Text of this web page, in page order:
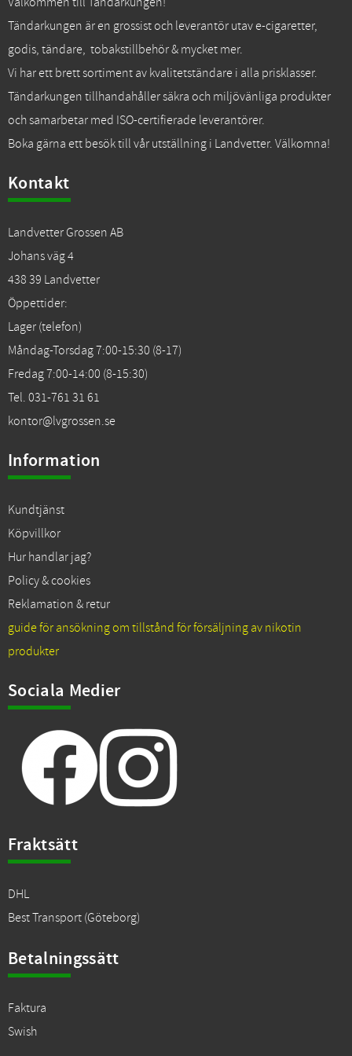
Tändarkungen är en grossist och leverantör utav e-cigaretter,
godis, tändare, tobakstillbehör & mycket mer.
Vi har ett brett sortiment av kvalitetständare i alla prisklasser.
Tändarkungen tillhandahåller säkra och miljövänliga produkter
och samarbetar med ISO-certifierade leverantörer.
Boka gärna ett besök till vår utställning i Landvetter. Välkomna!
Kontakt
Landvetter Grossen AB
Johans väg 4
438 39 Landvetter
Öppettider:
Lager (telefon)
Måndag-Torsdag 7:00-15:30 (8-17)
Fredag 7:00-14:00 (8-15:30)
Tel. 031-761 31 61
kontor@lvgrossen.se
Information
Kundtjänst
Köpvillkor
Hur handlar jag?
Policy & cookies
Reklamation & retur
guide för ansökning om tillstånd för försäljning av nikotin
produkter
Sociala Medier
Fraktsätt
DHL
Best Transport (Göteborg)
Betalningssätt
Faktura
Swish